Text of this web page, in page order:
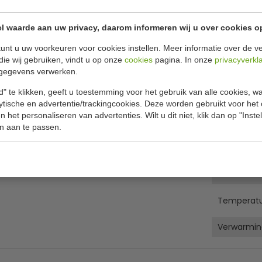
waarde aan uw privacy, daarom informeren wij u over cookies
u uw voorkeuren voor cookies instellen. Meer informatie over de
wij gebruiken, vindt u op onze cookies pagina. In onze
verwerken.
te klikken, geeft u toestemming voor het gebruik van alle cookies,
en advertentie/trackingcookies. Deze worden gebruikt voor het
het personaliseren van advertenties. Wilt u dit niet, klik dan op
aan te passen.
voor 3 x 1/1 GN
Inhoud
Spanning
Afmeting
Gewicht